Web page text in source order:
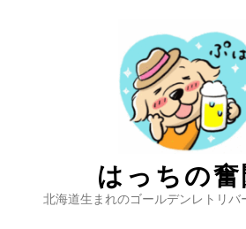
はっちの奮
北海道生まれのゴールデンレトリバ